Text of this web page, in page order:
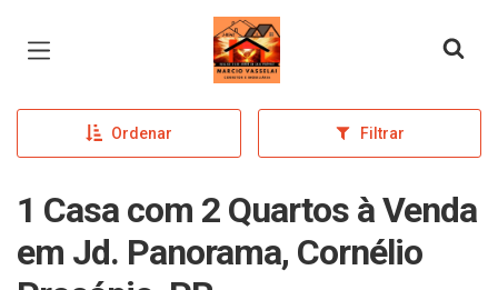
Página inicial
Ordenar Filtrar
1 Casa com 2 Quartos à Venda
em Jd. Panorama, Cornélio